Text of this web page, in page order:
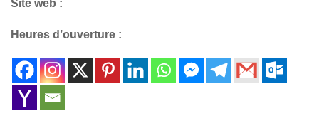
Site web :
Heures d’ouverture :